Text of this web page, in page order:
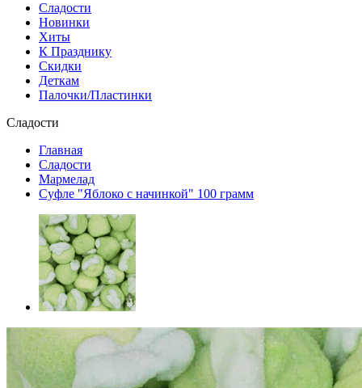
Сладости
Новинки
Хиты
К Празднику
Скидки
Деткам
Палочки/Пластинки
Сладости
Главная
Сладости
Мармелад
Суфле "Яблоко с начинкой" 100 грамм